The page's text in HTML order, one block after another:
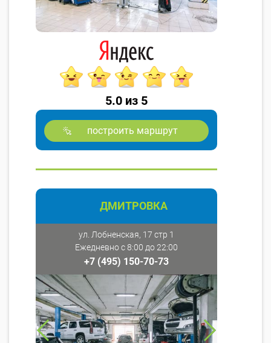
5.0 из 5
построить маршрут
ДМИТРОВКА
ул. Лобненская, 17 стр 1
Ежедневно с 8:00 до 22:00
+7 (495) 150-70-73